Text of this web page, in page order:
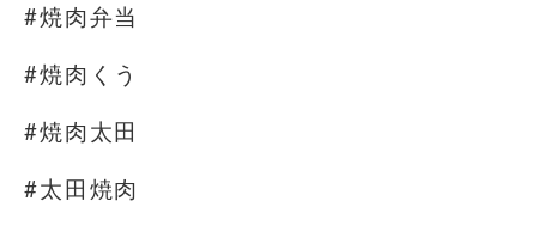
#焼肉弁当
#焼肉くう
#焼肉太田
#太田焼肉